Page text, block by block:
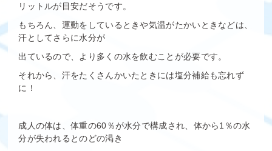
リットルが目安だそうです。
もちろん、運動をしているときや気温がたかいときなどは、
汗としてさらに水分が
出ているので、より多くの水を飲むことが必要です。
それから、汗をたくさんかいたときには塩分補給も忘れず
に！
成人の体は、体重の60％が水分で構成され、体から1％の水
分が失われるとのどの渇き